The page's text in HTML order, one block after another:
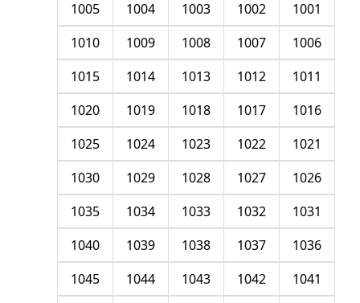
1001
1002
1003
1004
1005
1006
1007
1008
1009
1010
1011
1012
1013
1014
1015
1016
1017
1018
1019
1020
1021
1022
1023
1024
1025
1026
1027
1028
1029
1030
1031
1032
1033
1034
1035
1036
1037
1038
1039
1040
1041
1042
1043
1044
1045